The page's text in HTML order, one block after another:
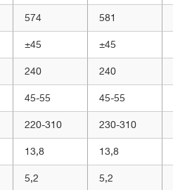
574 581
±45 ±45
240 240
45-55 45-55
220-310 230-310
13,8 13,8
5,2 5,2